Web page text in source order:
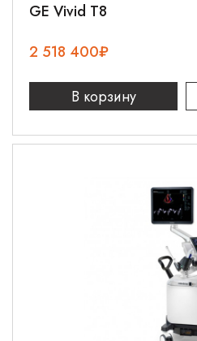
GE Vivid T8
2 518 400₽
В корзину